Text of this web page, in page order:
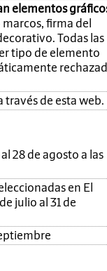
elementos
firma del
Todas las
tipo de elemento
través de esta web.
28 de agosto a las
en El
julio al 31 de